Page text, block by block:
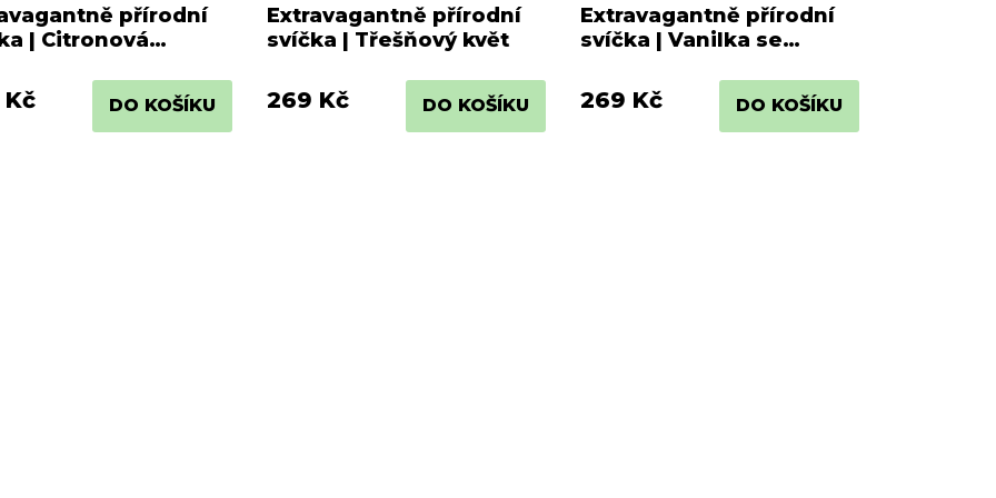
přírodní
| Citronová
DO KOŠÍKU
Extravagantně přírodní
svíčka | Třešňový květ
269 Kč DO KOŠÍKU
Extravagantně přírodní
svíčka | Vanilka se
269 Kč DO KOŠÍKU